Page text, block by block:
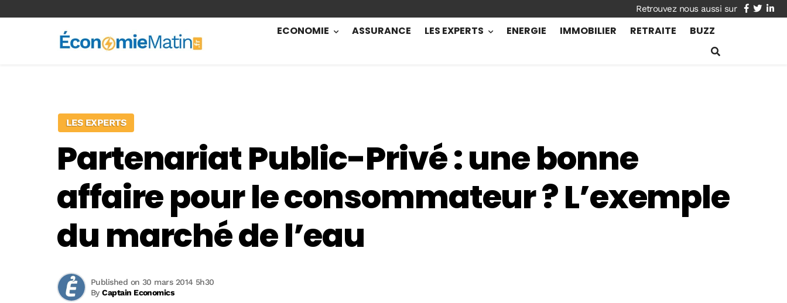
facebook
twitter
ECONOMIE ASSURANCE LES EXPERTS ENERGIE IMMOBILIER RETRAITE BUZZ
LES EXPERTS
Partenariat Public-Privé : une bonne
affaire pour le consommateur ? L’exemple
du marché de l’eau
ByCaptain Economics
Published on 30 mars 2014 5h30